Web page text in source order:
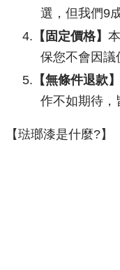
選，但我們9
【固定價格】
保您不會因議
【無條件退款】
作不如期待，
【琺瑯漆是什麼?】